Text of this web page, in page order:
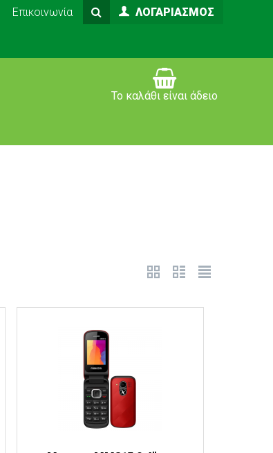
ΛΟΓΑΡΙΑΣΜΌΣ
Επικοινωνία
Το καλάθι είναι άδειο